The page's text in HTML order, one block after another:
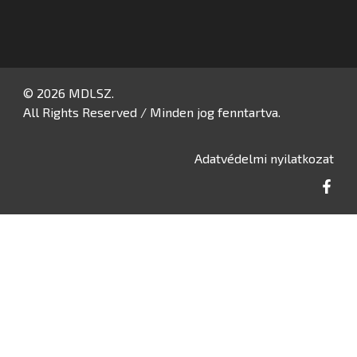
© 2026 MDLSZ.
All Rights Reserved / Minden jog fenntartva.
Adatvédelmi nyilatkozat